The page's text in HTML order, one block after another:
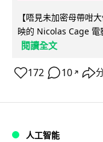
【唔見未加密母帶咁
映的 Nicolas Cage
閱讀全文
172 10 ↗
人工智能